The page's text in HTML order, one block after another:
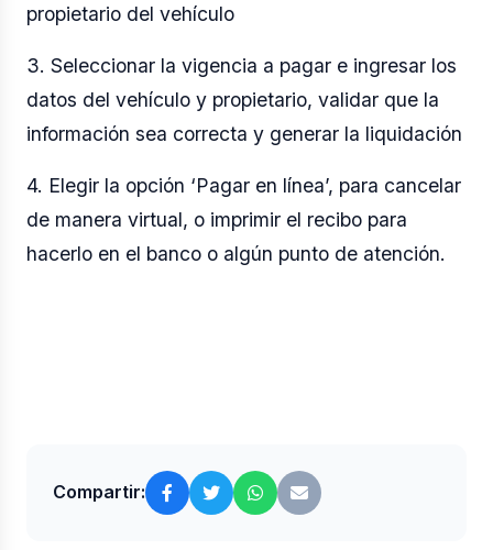
propietario del vehículo
3. Seleccionar la vigencia a pagar e ingresar los
datos del vehículo y propietario, validar que la
información sea correcta y generar la liquidación
4. Elegir la opción ‘Pagar en línea’, para cancelar
de manera virtual, o imprimir el recibo para
hacerlo en el banco o algún punto de atención.
Compartir: